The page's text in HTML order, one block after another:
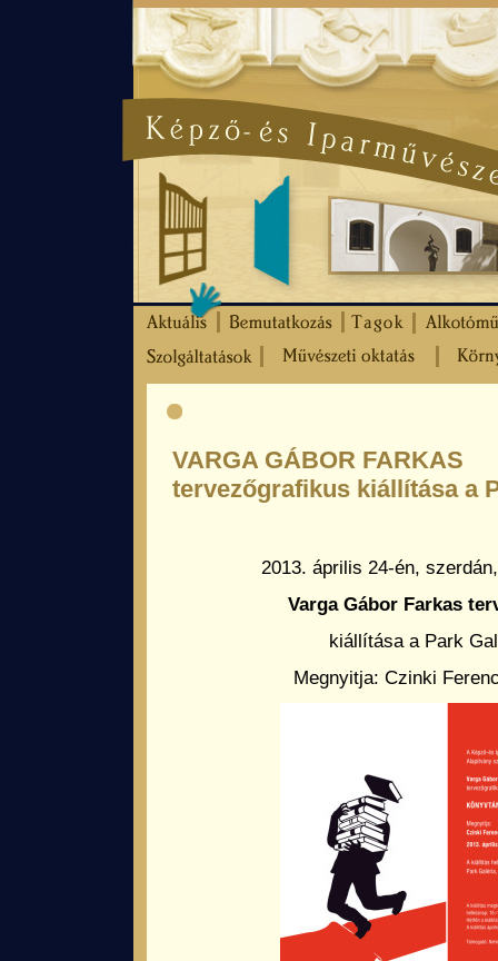
VARGA GÁBOR FARKAS
tervezőgrafikus kiállítása a
2013. április 24-én,
Varga Gábor Farkas
kiállítása a Park
Megnyitja: Czinki